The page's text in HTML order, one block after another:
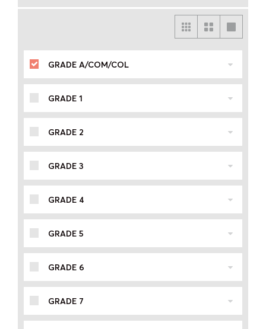
GRADE A/COM/COL
GRADE 1
GRADE 2
GRADE 3
GRADE 4
GRADE 5
GRADE 6
GRADE 7